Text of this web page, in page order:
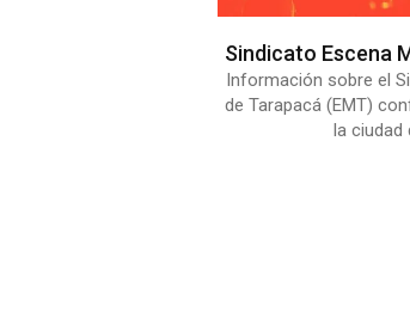
Sindicato Escena
Información sobre el
de Tarapacá (EMT)
la ciudad